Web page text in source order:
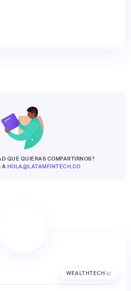
QUE QUIERAS COMPARTIRNOS?
A HOLA@LATAMFINTECH.CO
WEALTHTECH 📈